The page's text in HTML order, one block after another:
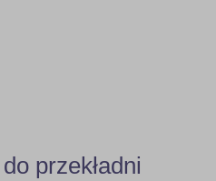
przekładni